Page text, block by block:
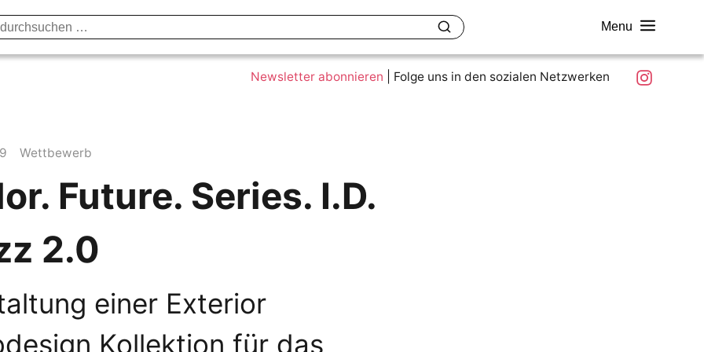
Menu
Was ist colour.education?
Ziele und Mitmachen
Kontakt
Impressum
Newsletter abonnieren Folge uns in den sozialen Netzwerken Instagram
Wettbewerb
Future. Series. I.D.
2.0
einer Exterior
Kollektion für das